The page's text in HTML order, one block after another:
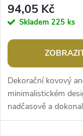
94,05 Kč
Skladem 225 ks
Dekorační kovový
minimalistickém
nadčasově a
do jakéhokoliv